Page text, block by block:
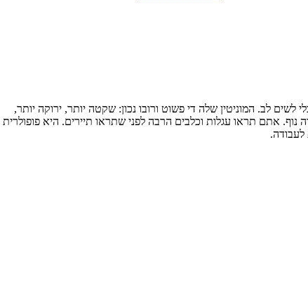
לב. המוניטין שלה די פשוט ורובו נכון: שקטה יותר, ירוקה יותר,
אתם תראו עגלות וכלבים הרבה לפני שתראו תיירים. היא פופולרית
לעבודה.